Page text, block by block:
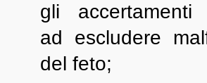
gli accertamenti
ad escludere
del feto;